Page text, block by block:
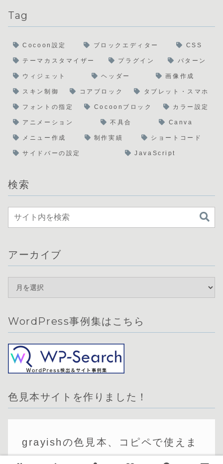
Tag
Cocoon設定 ブロックエディター CSS
テーマカスタマイザー プラグイン パターン
ウィジェット ヘッダー 画像作成
スキン制御 コアブロック タブレット・スマホ
フォントの指定 Cocoonブロック カラー設定
アニメーション 不具合 Canva
メニュー作成 制作実績 ショートコード
サイドバーの設定 JavaScript
検索
アーカイブ
WordPress事例集はこちら
色見本サイトを作りました！
grayishの色見本、コピペで使えま